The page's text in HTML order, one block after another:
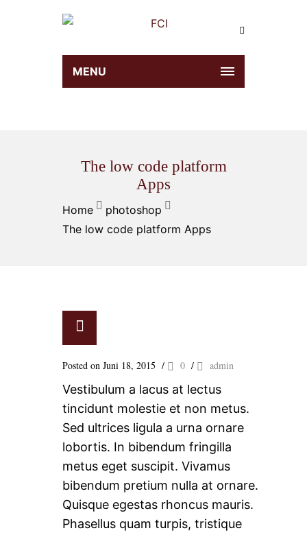
MENU
The low code platform
Apps
Home
photoshop
The low code platform Apps
Posted on Juni 18, 2015 / 0 / admin
Vestibulum a lacus at lectus
tincidunt molestie et non metus.
Sed ultrices ligula a urna ornare
lobortis. In bibendum fringilla
metus eget suscipit. Vivamus
bibendum pretium nulla at ornare.
Quisque egestas rhoncus mauris.
Phasellus quam turpis, tristique